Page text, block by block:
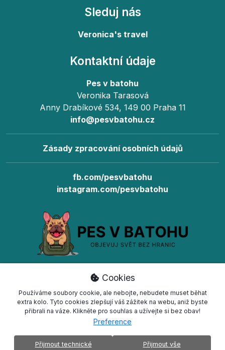
Všechna práva vyhrazena.
Sleduj nás
Veronica's travel
Kontaktní údaje
Pes v batohu
Veronika Tarasová
Anny Drabíkové 534, 149 00 Praha 11
info@pesvbatohu.cz
Zásady zpracování osobních údajů
fb.com/pesvbatohu
instagram.com/pesvbatohu
Kollert Slavomír- Tvorba e-shopů a
webových stránek
Cookies
Používáme soubory cookie, ale nebojte, nebudete muset běhat
extra kolo. Tyto cookies zlepšují váš zážitek na webu, aniž byste
přibrali na váze. Klikněte pro souhlas a užívejte si bez obav!
Preference
Přijmout technické Přijmout vše